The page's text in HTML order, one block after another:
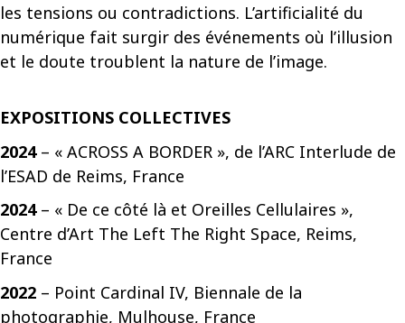
les tensions ou contradictions. L’artificialité du
numérique fait surgir des événements où l’illusion
et le doute troublent la nature de l’image.
EXPOSITIONS COLLECTIVES
2024– « ACROSS A BORDER », de l’ARC Interlude de
l’ESAD de Reims, France
2024– « De ce côté là et Oreilles Cellulaires »,
Centre d’Art The Left The Right Space, Reims,
France
2022 – Point Cardinal IV, Biennale de la
photographie, Mulhouse, France